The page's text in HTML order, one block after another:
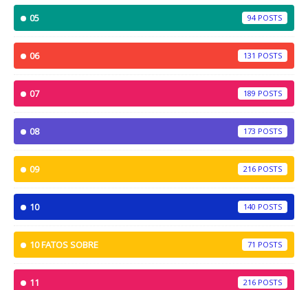
05 94
06 131
07 189
08 173
09 216
10 140
10 FATOS SOBRE 71
11 216